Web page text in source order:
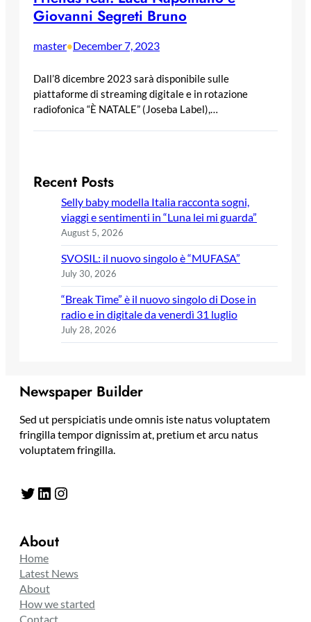
Giovanni Segreti Bruno
master•December 7, 2023
Dall’8 dicembre 2023 sarà disponibile sulle
piattaforme di streaming digitale e in rotazione
radiofonica “È NATALE” (Joseba Label),…
Recent Posts
Selly baby modella Italia racconta sogni,
viaggi e sentimenti in “Luna lei mi guarda”
August 5, 2026
SVOSIL: il nuovo singolo è “MUFASA”
July 30, 2026
“Break Time” è il nuovo singolo di Dose in
radio e in digitale da venerdì 31 luglio
July 28, 2026
Newspaper Builder
Sed ut perspiciatis unde omnis iste natus voluptatem
fringilla tempor dignissim at, pretium et arcu natus
voluptatem fringilla.
Twitter LinkedIn Instagram
About
Home
Latest News
About
How we started
Contact